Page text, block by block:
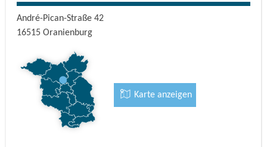
André-Pican-Straße 42
16515 Oranienburg
Karte anzeigen